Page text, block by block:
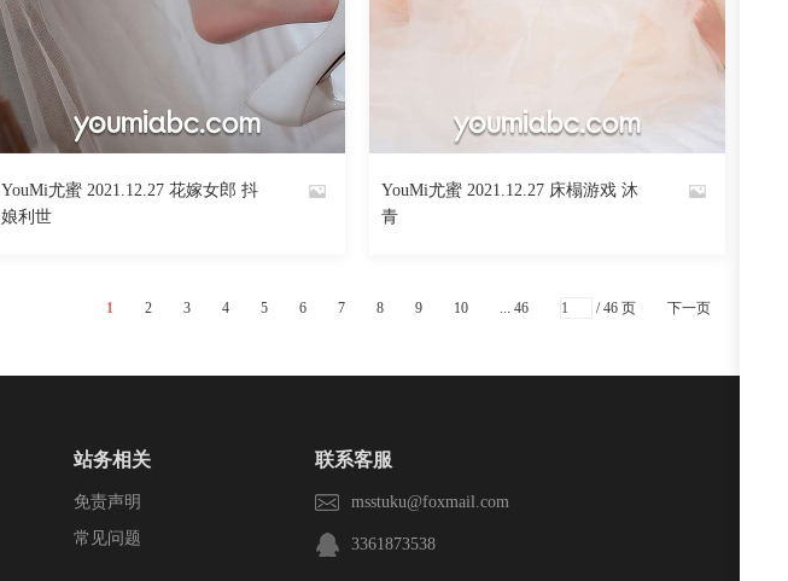
2671 阅读 0 回复
By
YouMi尤蜜 2021.12.27 花嫁女郎 抖
娘利世
1983 阅读
By
YouMi尤蜜 2021.12.27 床榻游戏 沐
青
1 2 3 4 5 6 7 8 9 10 ... 46 / 46 页 下一页
站务相关
免责声明
常见问题
联系客服
msstuku@foxmail.com
3361873538